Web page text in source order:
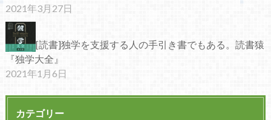
2021年3月27日
[読書]独学を支援する人の手引き書でもある。読書猿
『独学大全』
2021年1月6日
カテゴリー